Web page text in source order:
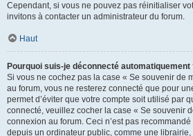
Cependant, si vous ne pouvez pas réinitialiser
invitons à contacter un administrateur du forum.
Haut
Pourquoi suis-je déconnecté automatiquement
Si vous ne cochez pas la case « Se souvenir de
au forum, vous ne resterez connecté que pour
permet d’éviter que votre compte soit utilisé par
connecté, veuillez cocher la case « Se souvenir
connexion au forum. Ceci n’est pas
depuis un ordinateur public, comme une